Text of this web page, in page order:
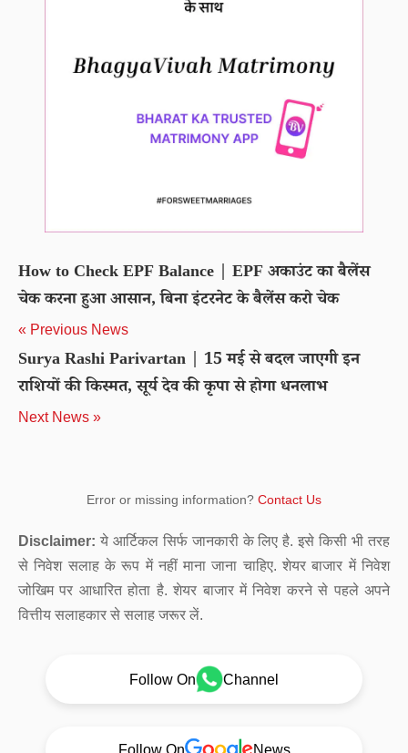
How to Check EPF Balance | EPF अकाउंट का बैलेंस
चेक करना हुआ आसान, बिना इंटरनेट के बैलेंस करो चेक
« Previous News
Surya Rashi Parivartan | 15 मई से बदल जाएगी इन
राशियों की किस्मत, सूर्य देव की कृपा से होगा धनलाभ
Next News »
Error or missing information? Contact Us
Disclaimer: ये आर्टिकल सिर्फ जानकारी के लिए है. इसे किसी भी तरह
से निवेश सलाह के रूप में नहीं माना जाना चाहिए. शेयर बाजार में निवेश
जोखिम पर आधारित होता है. शेयर बाजार में निवेश करने से पहले अपने
वित्तीय सलाहकार से सलाह जरूर लें.
Follow On Channel
Follow On News